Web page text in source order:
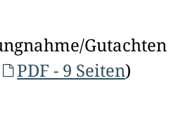
Gutachten
PDF - 9 Seiten)